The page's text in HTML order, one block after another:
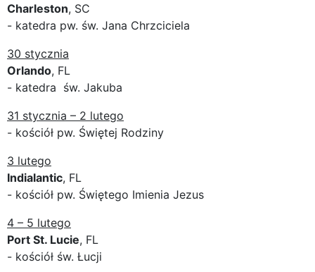
Charleston, SC
- katedra pw. św. Jana Chrzciciela
30 stycznia
Orlando, FL
- katedra św. Jakuba
31 stycznia – 2 lutego
- kościół pw. Świętej Rodziny
3 lutego
Indialantic, FL
- kościół pw. Świętego Imienia Jezus
4 – 5 lutego
Port St. Lucie, FL
- kościół św. Łucji